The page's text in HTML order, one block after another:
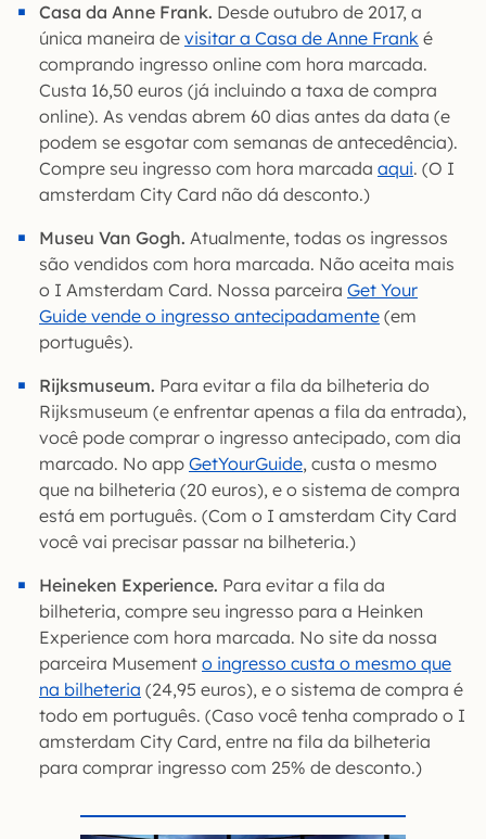
Casa da Anne Frank. Desde outubro de 2017, a
única maneira de visitar a Casa de Anne Frank é
comprando ingresso online com hora marcada.
Custa 16,50 euros (já incluindo a taxa de compra
online). As vendas abrem 60 dias antes da data (e
podem se esgotar com semanas de antecedência).
Compre seu ingresso com hora marcada aqui. (O I
amsterdam City Card não dá desconto.)
Museu Van Gogh. Atualmente, todas os ingressos
são vendidos com hora marcada. Não aceita mais
o I Amsterdam Card. Nossa parceira Get Your
Guide vende o ingresso antecipadamente (em
português).
Rijksmuseum. Para evitar a fila da bilheteria do
Rijksmuseum (e enfrentar apenas a fila da entrada),
você pode comprar o ingresso antecipado, com dia
marcado. No app GetYourGuide, custa o mesmo
que na bilheteria (20 euros), e o sistema de compra
está em português. (Com o I amsterdam City Card
você vai precisar passar na bilheteria.)
Heineken Experience. Para evitar a fila da
bilheteria, compre seu ingresso para a Heinken
Experience com hora marcada. No site da nossa
parceira Musement o ingresso custa o mesmo que
na bilheteria (24,95 euros), e o sistema de compra é
todo em português. (Caso você tenha comprado o I
amsterdam City Card, entre na fila da bilheteria
para comprar ingresso com 25% de desconto.)